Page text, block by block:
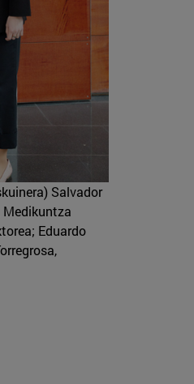
Salvador
Medikuntza
Eduardo